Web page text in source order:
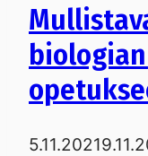
5.11.2021